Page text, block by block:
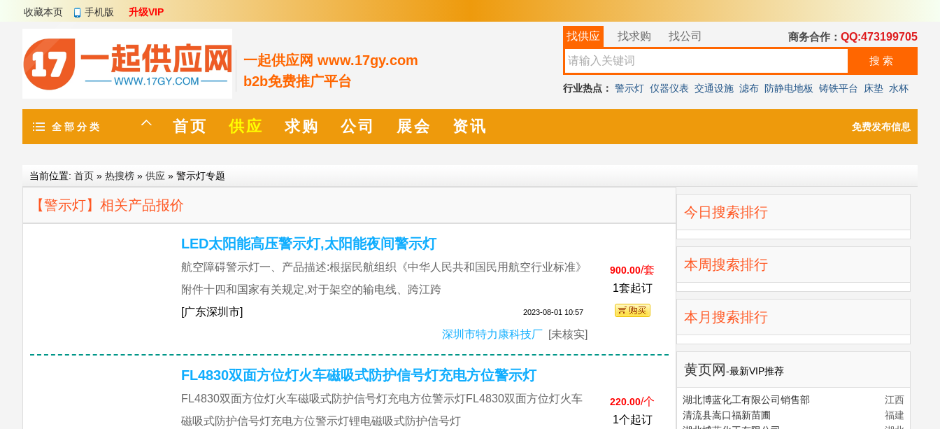
收藏本页 手机版 升级VIP
一起供应网 www.17gy.com
b2b免费推广平台
商务合作： QQ:473199705
找供应 找求购 找公司
行业热点： 警示灯 仪器仪表 交通设施 滤布 防静电地板 铸铁平台 床垫 水杯
保温杯 毛刷
全 部 分 类
首页 供应 求购 公司 展会 资讯 免费发布信息
当前位置: 首页 » 热搜榜 » 供应 » 警示灯专题
【警示灯】相关产品报价
LED太阳能高压警示灯,太阳能夜间警示灯
航空障碍警示灯一、产品描述:根据民航组织《中华人民共和国民用航空行业标准》
附件十四和国家有关规定,对于架空的输电线、跨江跨
2023-08-01 10:57
[广东深圳市]
深圳市特力康科技厂 [未核实]
900.00/套
1套起订
FL4830双面方位灯火车磁吸式防护信号灯充电方位警示灯
FL4830双面方位灯火车磁吸式防护信号灯充电方位警示灯FL4830双面方位灯火车
磁吸式防护信号灯充电方位警示灯锂电磁吸式防护信号灯
220.00/个
1个起订
今日搜索排行
本周搜索排行
本月搜索排行
黄页网-最新VIP推荐
江西
湖北博蓝化工有限公司销售部
福建
清流县嵩口福新苗圃